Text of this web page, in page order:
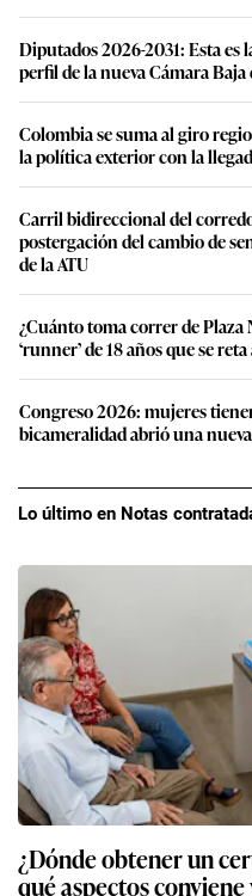
Diputados 2026-2031: Esta es
perfil de la nueva Cámara
Colombia se suma al giro
la política exterior con la
Carril bidireccional del
postergación del cambio de
de la ATU
¿Cuánto toma correr de Plaza
‘runner’ de 18 años que se
Congreso 2026: mujeres
bicameralidad abrió una
Lo último en Notas
¿Dónde obtener un
qué aspectos